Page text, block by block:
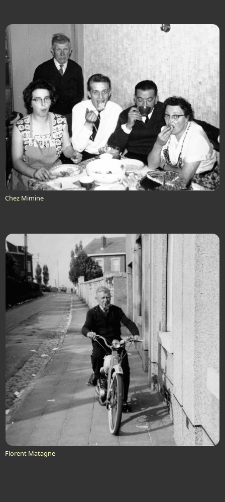
Chez Mimine
Florent Matagne